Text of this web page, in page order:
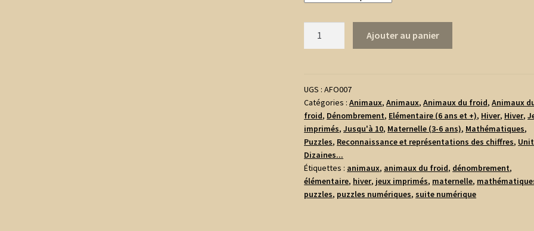
-
Animaux
du
froid
Ajouter au panier
UGS :AFO007
Catégories :Animaux,Animaux,Animaux du froid,Animaux
froid, Dénombrement, Elémentaire (6 ans et +), Hiver, Hiver,
imprimés,Jusqu'à 10, Maternelle (3-6 ans), Mathématiques,
Puzzles, Reconnaissance et représentations des chiffres,
Dizaines...
Étiquettes : animaux, animaux du froid, dénombrement,
élémentaire, hiver, jeux imprimés, maternelle,
puzzles, puzzles numériques, suite numérique